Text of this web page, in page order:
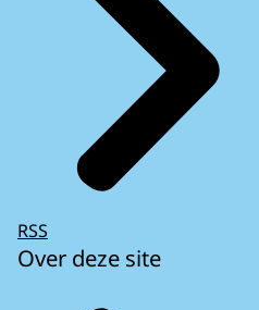
RSS
Over deze site